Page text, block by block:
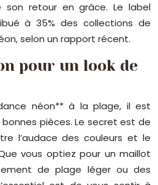
son retour en grâce. Le label
à 35% des collections de
selon un rapport récent.
pour un look de
néon** à la plage, il est
pièces. Le secret est de
l’audace des couleurs et le
vous optiez pour un maillot
de plage léger ou des